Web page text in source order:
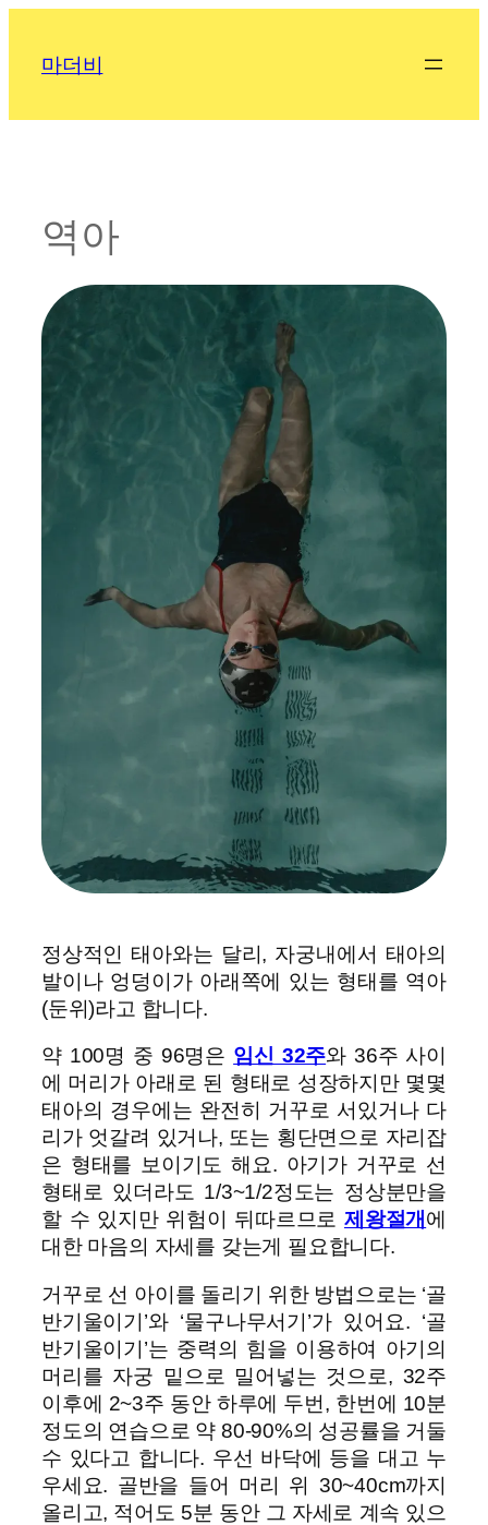
마더비
역아
정상적인 태아와는 달리, 자궁내에서 태아의
발이나 엉덩이가 아래쪽에 있는 형태를 역아
(둔위)라고 합니다.
약 100명 중 96명은 임신 32주와 36주 사이
에 머리가 아래로 된 형태로 성장하지만 몇몇
태아의 경우에는 완전히 거꾸로 서있거나 다
리가 엇갈려 있거나, 또는 횡단면으로 자리잡
은 형태를 보이기도 해요. 아기가 거꾸로 선
형태로 있더라도 1/3~1/2정도는 정상분만을
할 수 있지만 위험이 뒤따르므로 제왕절개 에
대한 마음의 자세를 갖는게 필요합니다.
거꾸로 선 아이를 돌리기 위한 방법으로는 ‘골
반기울이기’와 ‘물구나무서기’가 있어요. ‘골
반기울이기’는 중력의 힘을 이용하여 아기의
머리를 자궁 밑으로 밀어넣는 것으로, 32주
이후에 2~3주 동안 하루에 두번, 한번에 10분
정도의 연습으로 약 80-90%의 성공률을 거둘
수 있다고 합니다. 우선 바닥에 등을 대고 누
우세요. 골반을 들어 머리 위 30~40cm까지
올리고, 적어도 5분 동안 그 자세로 계속 있으